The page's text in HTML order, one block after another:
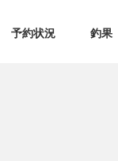
予約状況 釣果